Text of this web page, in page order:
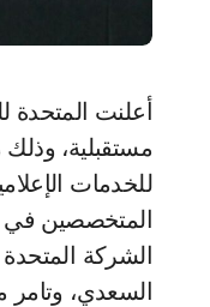
أعلنت المتحدة للخدمات الإعلامية، عن تحالفها مع شركة طارق نور القابضة وقناة المحور، لوضع استراتيجية
مستقبلية،
للخدمات
المتخصصين في
الشركة
السعدي،